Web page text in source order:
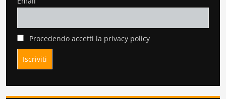
Procedendo accetti la privacy policy